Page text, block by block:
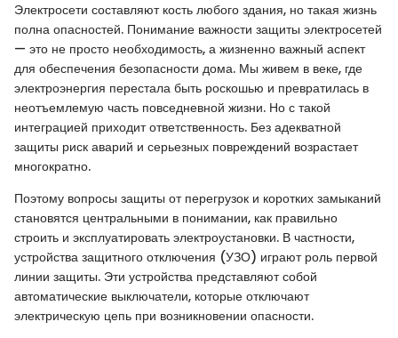
Электросети составляют кость любого здания, но такая жизнь
полна опасностей. Понимание важности защиты электросетей
— это не просто необходимость, а жизненно важный аспект
для обеспечения безопасности дома. Мы живем в веке, где
электроэнергия перестала быть роскошью и превратилась в
неотъемлемую часть повседневной жизни. Но с такой
интеграцией приходит ответственность. Без адекватной
защиты риск аварий и серьезных повреждений возрастает
многократно.
Поэтому вопросы защиты от перегрузок и коротких замыканий
становятся центральными в понимании, как правильно
строить и эксплуатировать электроустановки. В частности,
устройства защитного отключения (УЗО) играют роль первой
линии защиты. Эти устройства представляют собой
автоматические выключатели, которые отключают
электрическую цепь при возникновении опасности.